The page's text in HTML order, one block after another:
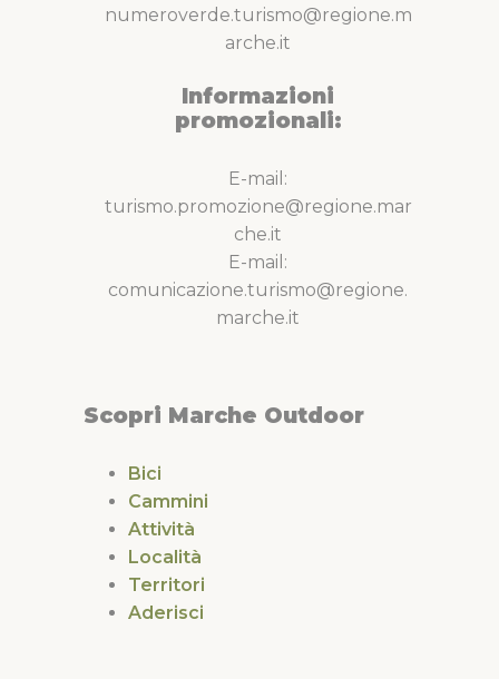
numeroverde.turismo@regione.m
arche.it
Informazioni
promozionali:
E-mail:
turismo.promozione@regione.mar
che.it
E-mail:
comunicazione.turismo@regione.
marche.it
Scopri Marche Outdoor
Bici
Cammini
Attività
Località
Territori
Aderisci